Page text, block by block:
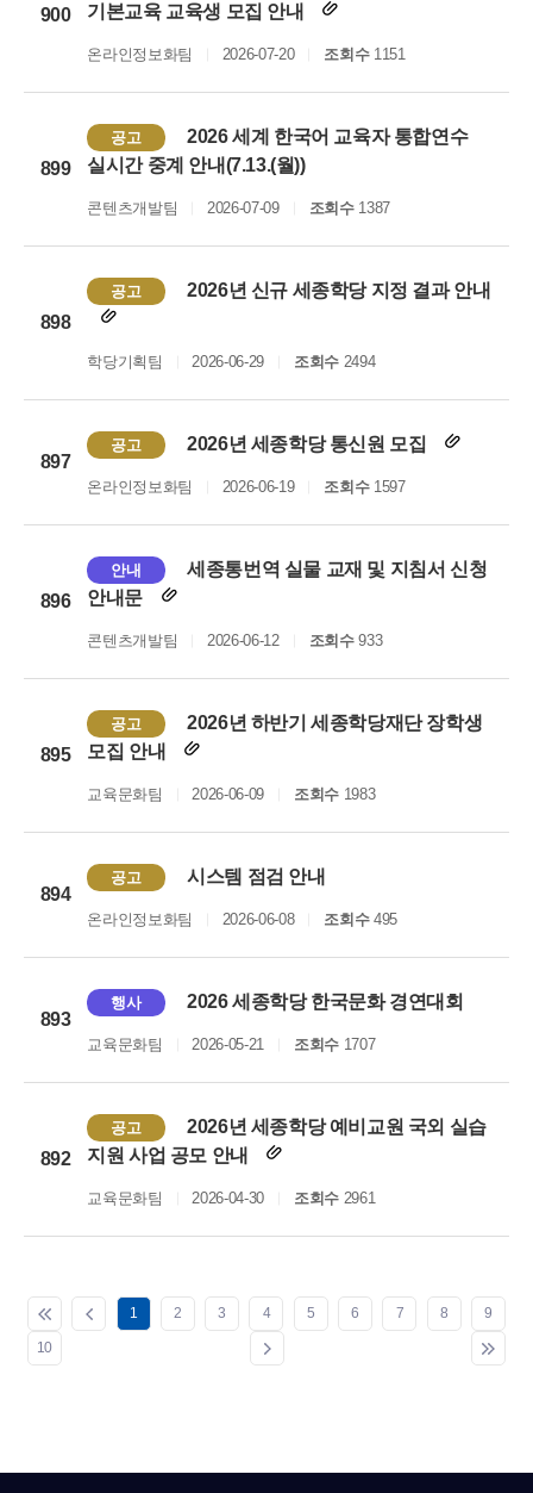
900
기본교육 교육생 모집 안내
온라인정보화팀 2026-07-20 조회수1151
899
공고
2026 세계 한국어 교육자 통합연수
실시간 중계 안내(7.13.(월))
콘텐츠개발팀 2026-07-09 조회수1387
898
공고 2026년 신규 세종학당 지정 결과 안내
학당기획팀 2026-06-29 조회수2494
897
공고 2026년 세종학당 통신원 모집
온라인정보화팀 2026-06-19 조회수1597
896
안내
세종통번역 실물 교재 및 지침서 신청
안내문
콘텐츠개발팀 2026-06-12 조회수933
895
공고
2026년 하반기 세종학당재단 장학생
모집 안내
교육문화팀 2026-06-09 조회수1983
894
공고 시스템 점검 안내
온라인정보화팀 2026-06-08 조회수495
893
행사 2026 세종학당 한국문화 경연대회
교육문화팀 2026-05-21 조회수1707
892
공고
2026년 세종학당 예비교원 국외 실습
지원 사업 공모 안내
교육문화팀 2026-04-30 조회수2961
1 2 3 4 5 6 7 8 9
10